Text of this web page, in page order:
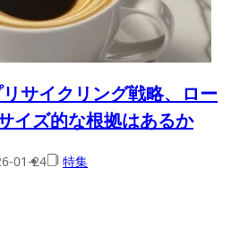
サイクリング戦略、ロー
イズ的な根拠はあるか
01-24 特集